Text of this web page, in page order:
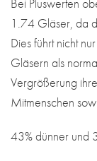
Bei Pluswerten
1.74 Gläser, da
Dies führt nicht
Gläsern als
Vergrößerung
Mitmenschen
43% dünner und